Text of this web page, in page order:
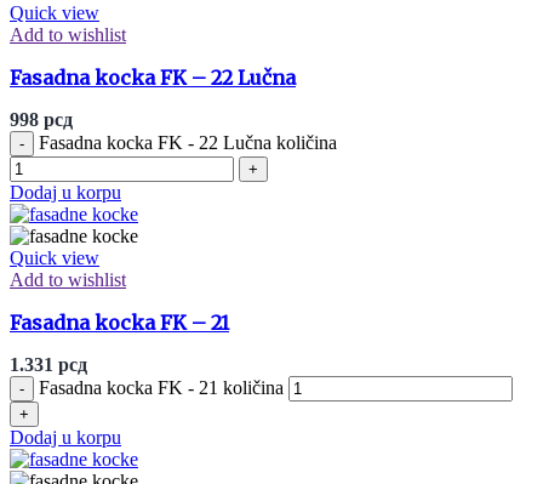
Quick view
Add to wishlist
Fasadna kocka FK – 22 Lučna
998 рсд
Fasadna kocka FK - 22 Lučna količina
Dodaj u korpu
Quick view
Add to wishlist
Fasadna kocka FK – 21
1.331 рсд
Fasadna kocka FK - 21 količina
Dodaj u korpu